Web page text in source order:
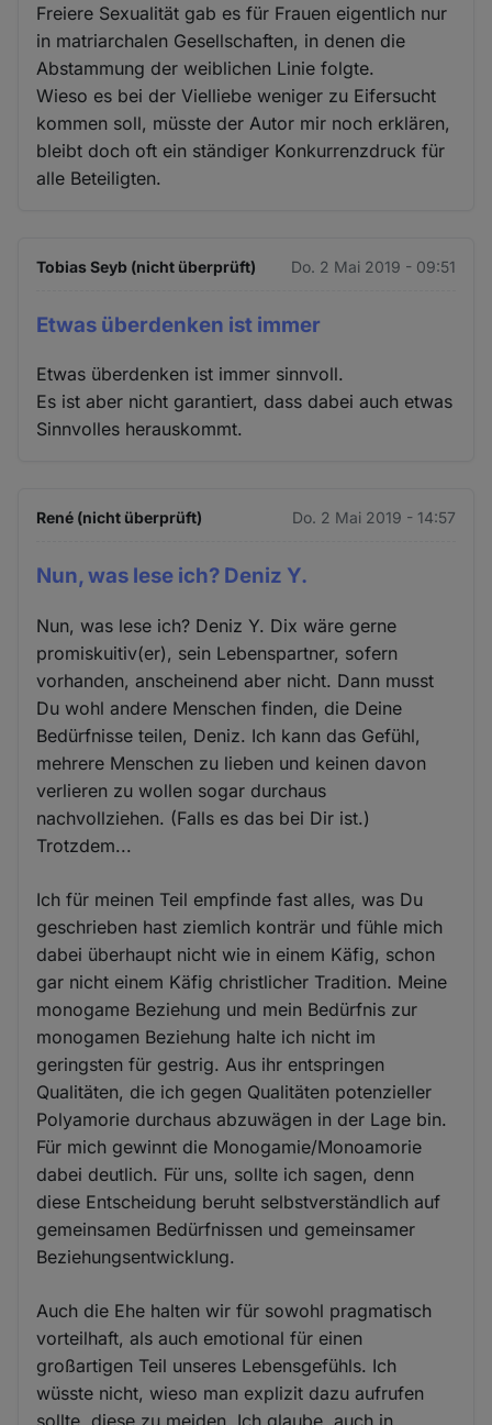
Freiere Sexualität gab es für Frauen eigentlich nur
in matriarchalen Gesellschaften, in denen die
Abstammung der weiblichen Linie folgte.
Wieso es bei der Vielliebe weniger zu Eifersucht
kommen soll, müsste der Autor mir noch erklären,
bleibt doch oft ein ständiger Konkurrenzdruck für
alle Beteiligten.
Tobias Seyb (nicht überprüft) Do. 2 Mai 2019 - 09:51
Etwas überdenken ist immer
Etwas überdenken ist immer sinnvoll.
Es ist aber nicht garantiert, dass dabei auch etwas
Sinnvolles herauskommt.
René (nicht überprüft) Do. 2 Mai 2019 - 14:57
Nun, was lese ich? Deniz Y.
Nun, was lese ich? Deniz Y. Dix wäre gerne
promiskuitiv(er), sein Lebenspartner, sofern
vorhanden, anscheinend aber nicht. Dann musst
Du wohl andere Menschen finden, die Deine
Bedürfnisse teilen, Deniz. Ich kann das Gefühl,
mehrere Menschen zu lieben und keinen davon
verlieren zu wollen sogar durchaus
nachvollziehen. (Falls es das bei Dir ist.)
Trotzdem...
Ich für meinen Teil empfinde fast alles, was Du
geschrieben hast ziemlich konträr und fühle mich
dabei überhaupt nicht wie in einem Käfig, schon
gar nicht einem Käfig christlicher Tradition. Meine
monogame Beziehung und mein Bedürfnis zur
monogamen Beziehung halte ich nicht im
geringsten für gestrig. Aus ihr entspringen
Qualitäten, die ich gegen Qualitäten potenzieller
Polyamorie durchaus abzuwägen in der Lage bin.
Für mich gewinnt die Monogamie/Monoamorie
dabei deutlich. Für uns, sollte ich sagen, denn
diese Entscheidung beruht selbstverständlich auf
gemeinsamen Bedürfnissen und gemeinsamer
Beziehungsentwicklung.
Auch die Ehe halten wir für sowohl pragmatisch
vorteilhaft, als auch emotional für einen
großartigen Teil unseres Lebensgefühls. Ich
wüsste nicht, wieso man explizit dazu aufrufen